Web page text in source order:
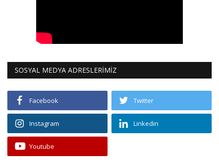
SOSYAL MEDYA ADRESLERİMİZ
Facebook Twitter
Instagram Linkedin
Youtube